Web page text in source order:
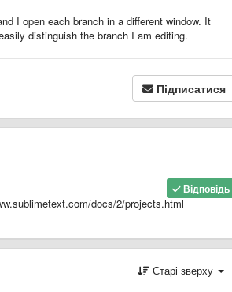
I open each branch in a different window. It
distinguish the branch I am editing.
Підписатися
Відповідь
docs/2/projects.html
Старі зверху